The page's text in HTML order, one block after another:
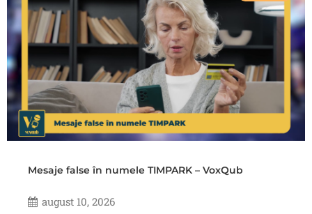
Mesaje false în numele TIMPARK – VoxQub
august 10, 2026